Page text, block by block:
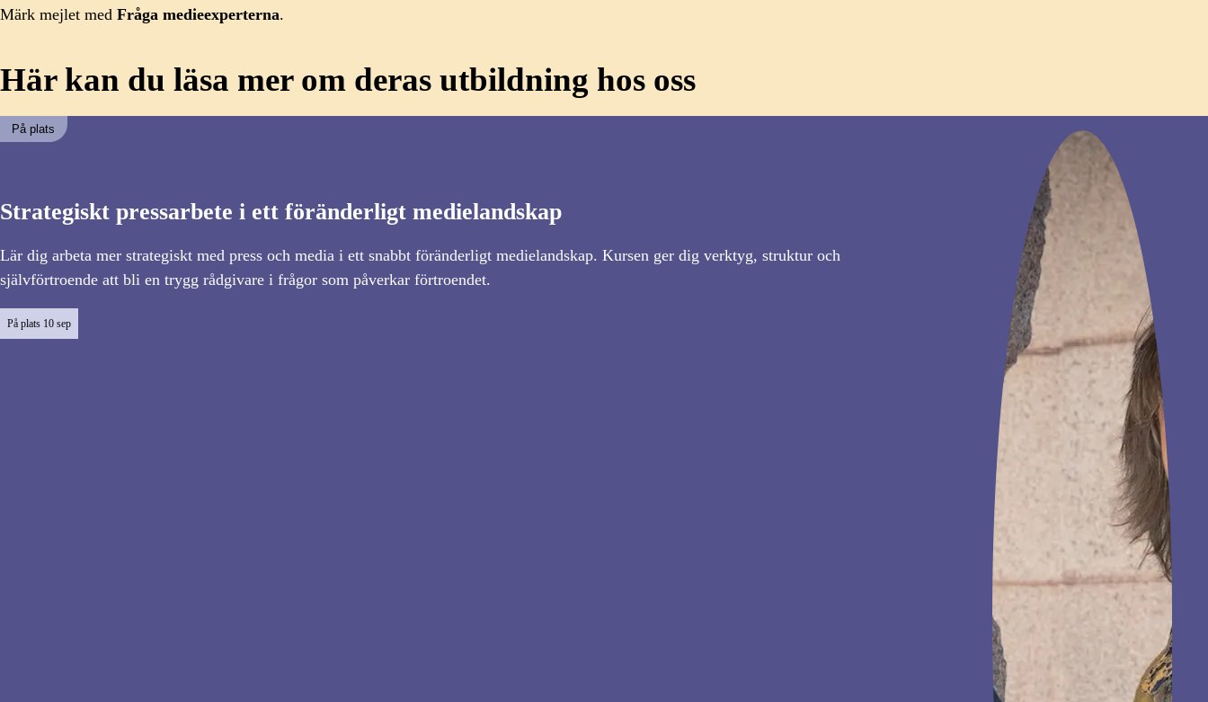
Märk mejlet med Fråga medieexperterna.
Här kan du läsa mer om deras utbildning hos oss
På plats
Strategiskt pressarbete i ett föränderligt medielandskap
Lär dig arbeta mer strategiskt med press och media i ett snabbt föränderligt medielandskap. Kursen ger dig verktyg, struktur och
självförtroende att bli en trygg rådgivare i frågor som påverkar förtroendet.
På plats 10 sep